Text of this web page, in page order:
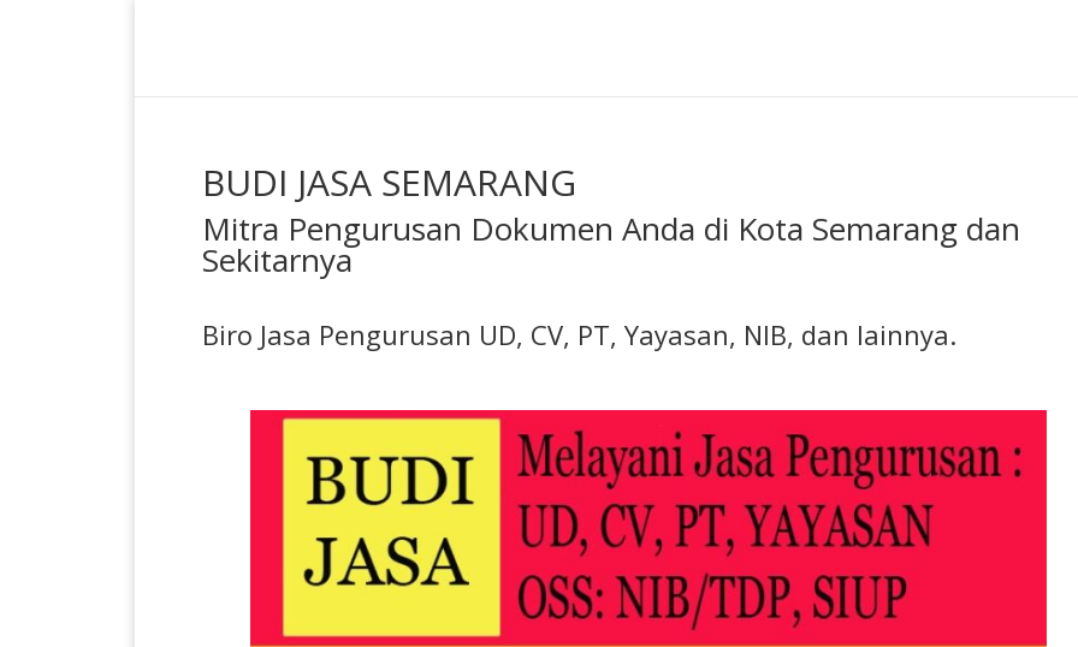
BUDI JASA SEMARANG
Mitra Pengurusan Dokumen Anda di Kota Semarang dan
Sekitarnya
Biro Jasa Pengurusan UD, CV, PT, Yayasan, NIB, dan lainnya.